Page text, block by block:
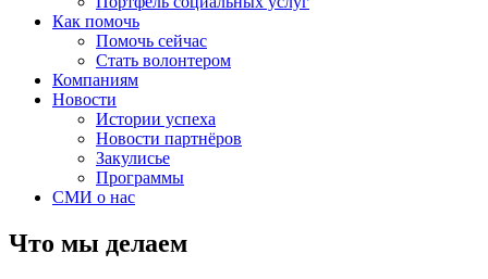
Как помочь
Помочь сейчас
Стать волонтером
Компаниям
Новости
Истории успеха
Новости партнёров
Закулисье
Программы
СМИ о нас
Что мы делаем